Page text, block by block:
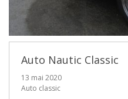
Auto Nautic Classic
13 mai 2020
Auto classic